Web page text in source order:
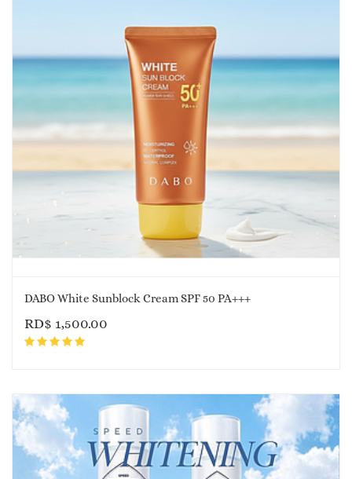
DABO White Sunblock Cream SPF 50 PA+++
RD$ 1,500.00